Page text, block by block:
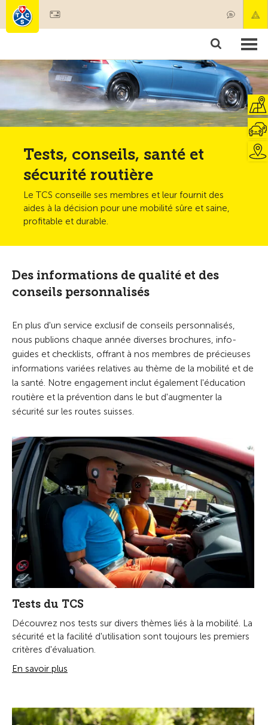
Membres & prestations
Tests, sécurité & santé
Tests, conseils, santé et
sécurité routière
Le TCS conseille ses membres et leur fournit des
aides à la décision pour une mobilité sûre et saine,
profitable et durable.
Des informations de qualité et des
conseils personnalisés
En plus d'un service exclusif de conseils personnalisés,
nous publions chaque année diverses brochures, info-
guides et checklists, offrant à nos membres de précieuses
informations variées relatives au thème de la mobilité et de
la santé. Notre engagement inclut également l'éducation
routière et la prévention dans le but d'augmenter la
sécurité sur les routes suisses.
Tests du TCS
Découvrez nos tests sur divers thèmes liés à la mobilité. La
sécurité et la facilité d'utilisation sont toujours les premiers
critères d'évaluation.
En savoir plus